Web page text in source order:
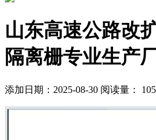
山东高速公路改
隔离栅专业生产
添加日期：2025-08-30 阅读量： 105